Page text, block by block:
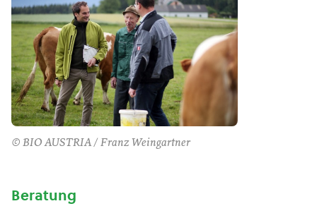
© BIO AUSTRIA / Franz Weingartner
Beratung